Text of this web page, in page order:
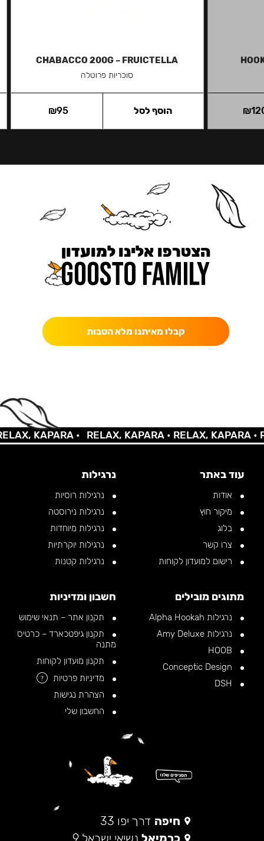
₪
CHABACCO 200G – FRUICTELLA
סוכריות פרוטלה
₪95 הוסף לסל
הצטרפו אלינו למועדון
קבלו מאיתנו מלא הטבות
KAPARA • RELAX, KAPARA •RELAX, KAPARA •
עוד באתר
אודות
מיקור חוץ
בלוג
צרו קשר
רישום למועדון לקוחות
נרגילות
נרגילות רוסיות
נרגילות נירוסטה
נרגילות מיוחדות
נרגילות יוקרתיות
נרגילות קטנות
מתוגים מובילים
נרגילות Alpha Hookah
נרגילות Amy Deluxe
חשבון ומדיניות
תקנון אתר – תנאי שימוש
תקנון גיפטכארד – כרטיס
מתנה
תקנון מועדון לקוחות
מדיניות פרטיות
?
הצהרת נגישות
החשבון שלי
חיפה דרך יפו 33
כרמיאל נשיאי ישראל 9